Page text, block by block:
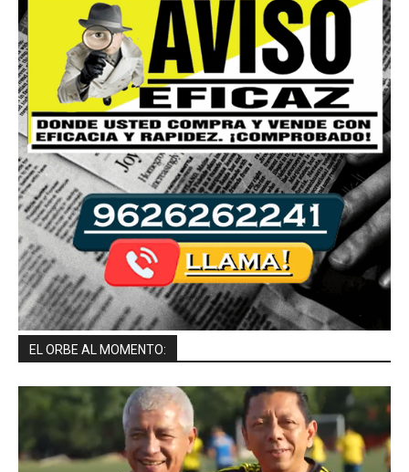
EL ORBE AL MOMENTO: